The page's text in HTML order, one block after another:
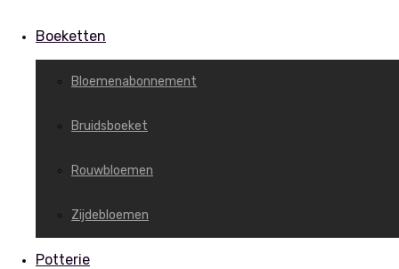
Boeketten
Bloemenabonnement
Bruidsboeket
Rouwbloemen
Zijdebloemen
Potterie